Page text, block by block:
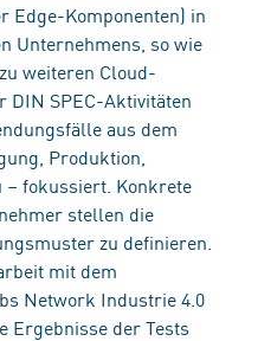
Edge-Komponenten) in
Unternehmens, so wie
weiteren Cloud-
DIN SPEC-Aktivitäten
aus dem
Produktion,
– fokussiert. Konkrete
stellen die
zu definieren.
mit dem
Network Industrie 4.0
Ergebnisse der Tests